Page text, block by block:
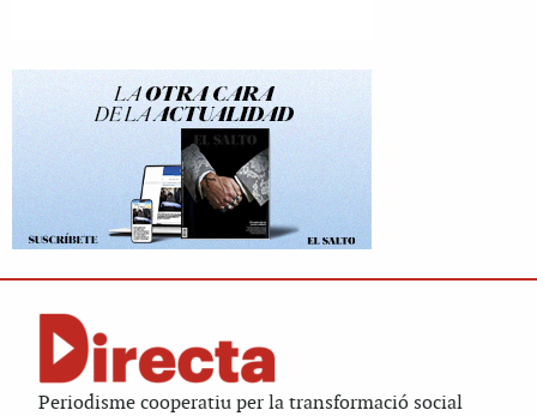
Periodisme cooperatiu per la transformació social